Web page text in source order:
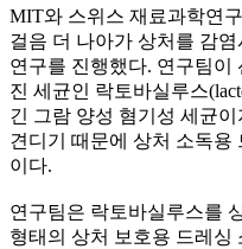
MIT와 스위스 재료과학연
걸음 더 나아가 상처를 감
연구를 진행했다. 연구팀이
진 세균인 락토바실루스
긴 그람 양성 혐기성 세균
견디기 때문에 상처 소독용
이다.
연구팀은 락토바실루스를
형태의 상처 보호용 드레싱